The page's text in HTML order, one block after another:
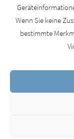
Wenn Sie keine
bestimmte
© 2026 | Sorgenfreier